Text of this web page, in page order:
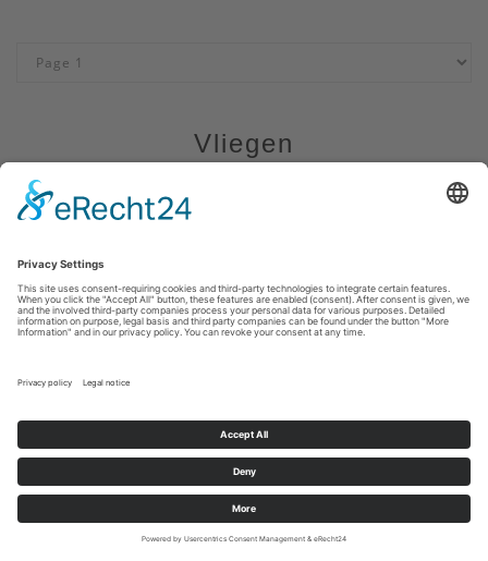
Vliegen
Aero Club Attendorn